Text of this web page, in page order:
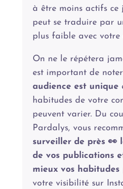
à être moins actifs ce
peut se traduire par
plus faible avec votre
On ne le répétera
est important de
audience est unique
habitudes de votre
peuvent varier. Du
Pardalys, vous
surveiller de près 👀
de vos publications
mieux vos habitudes
votre visibilité sur